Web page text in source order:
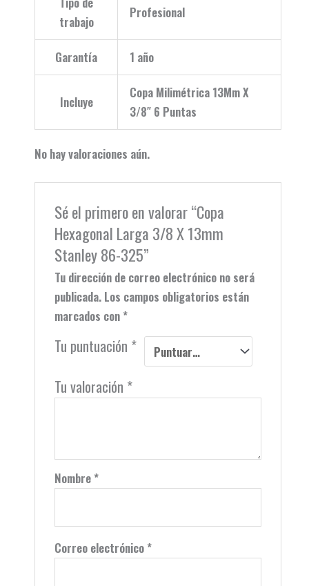
trabajo
Profesional
Garantía 1 año
Incluye
Copa Milimétrica 13Mm X
3/8″ 6 Puntas
No hay valoraciones aún.
Sé el primero en valorar “Copa
Hexagonal Larga 3/8 X 13mm
Stanley 86-325”
Tu dirección de correo electrónico no será
publicada. Los campos obligatorios están
marcados con *
Tu puntuación *
Tu valoración *
Nombre *
Correo electrónico *